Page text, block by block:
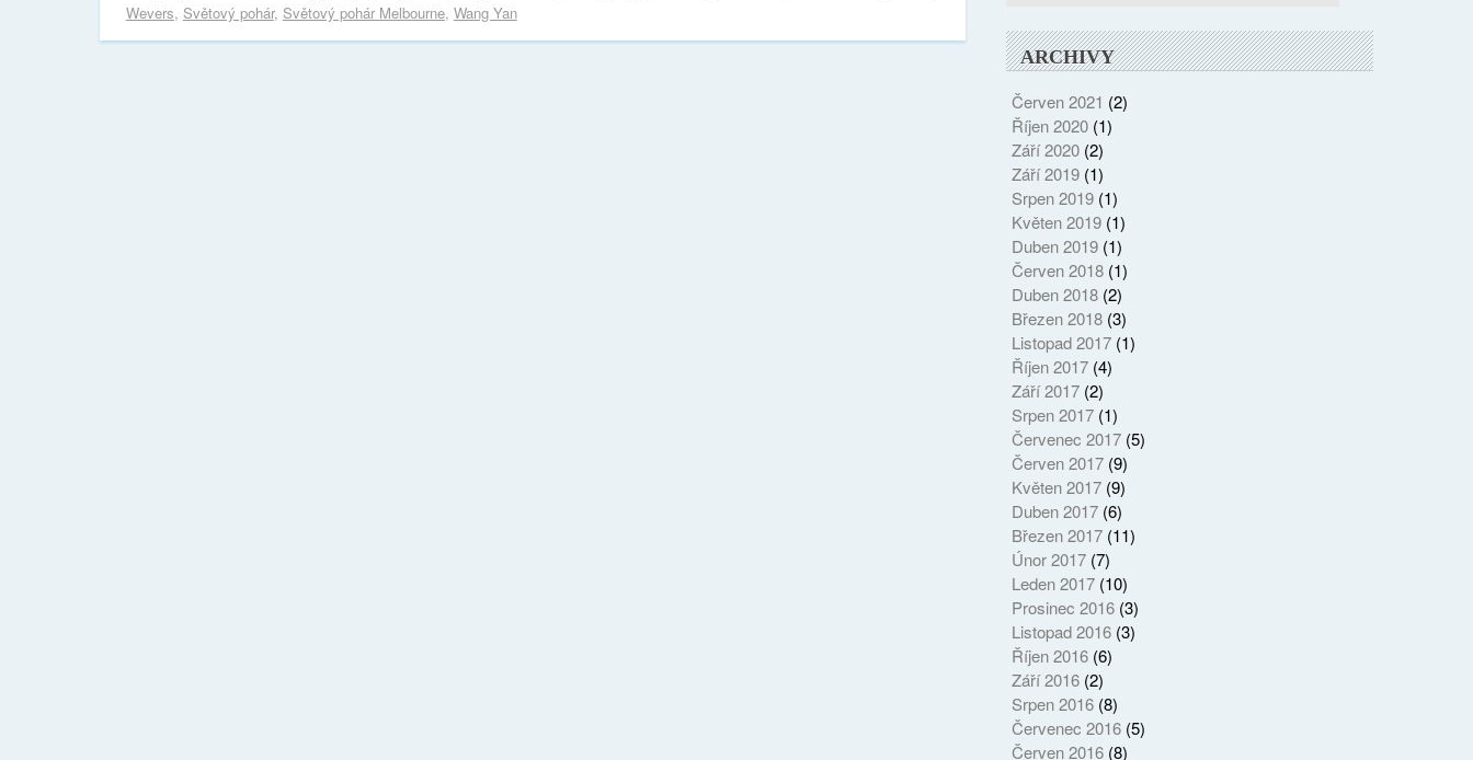
Wevers, Světový pohár, Světový pohár Melbourne, Wang Yan
ARCHIVY
Červen 2021 (2)
Říjen 2020(1)
Září 2020(2)
Září 2019(1)
Srpen 2019(1)
Květen 2019(1)
Duben 2019(1)
Červen 2018(1)
Duben 2018(2)
Březen 2018(3)
Listopad 2017(1)
Říjen 2017(4)
Září 2017(2)
Srpen 2017(1)
Červenec 2017(5)
Červen 2017(9)
Květen 2017(9)
Duben 2017(6)
Březen 2017(11)
Únor 2017(7)
Leden 2017(10)
Prosinec 2016(3)
Listopad 2016(3)
Říjen 2016(6)
Září 2016(2)
Srpen 2016(8)
Červenec 2016(5)
Červen 2016(8)